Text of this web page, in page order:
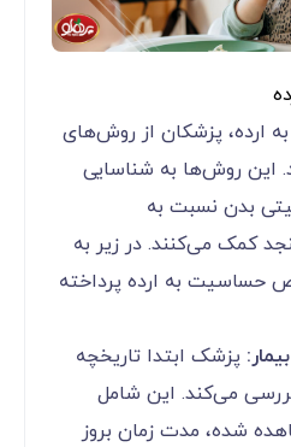
پزشکان از روش‌های
این روش‌ها به شناسایی
بدن نسبت به
کمک می‌کنند. در زیر به
حساسیت به ارده پرداخته
پزشک ابتدا تاریخچه
می‌کند. این شامل
شده، مدت زمان بروز